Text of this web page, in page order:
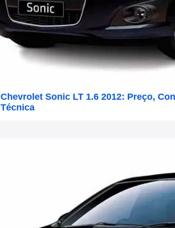
Chevrolet Sonic LT 1.6 2012: Preço,
Técnica